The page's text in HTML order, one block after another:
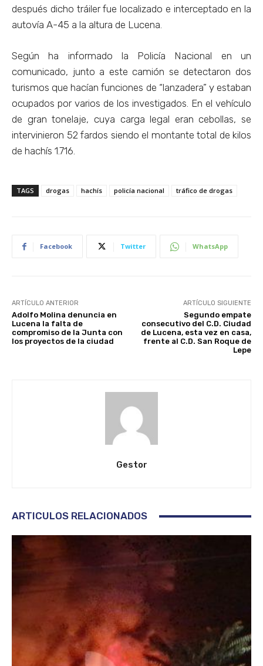
después dicho tráiler fue localizado e interceptado en la
autovía A-45 a la altura de Lucena.
Según ha informado la Policía Nacional en un
comunicado, junto a este camión se detectaron dos
turismos que hacían funciones de “lanzadera” y estaban
ocupados por varios de los investigados. En el vehículo
de gran tonelaje, cuya carga legal eran cebollas, se
intervinieron 52 fardos siendo el montante total de kilos
de hachís 1.716.
TAGS drogas hachís policía nacional tráfico de drogas
Facebook Twitter WhatsApp
ARTÍCULO ANTERIOR
Adolfo Molina denuncia en
Lucena la falta de
compromiso de la Junta con
los proyectos de la ciudad
ARTÍCULO SIGUIENTE
Segundo empate
consecutivo del C.D. Ciudad
de Lucena, esta vez en casa,
frente al C.D. San Roque de
Lepe
Gestor
ARTICULOS RELACIONADOS